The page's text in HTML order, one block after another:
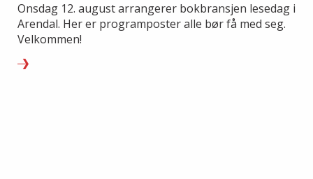
Onsdag 12. august arrangerer bokbransjen lesedag i
Arendal. Her er programposter alle bør få med seg.
Velkommen!